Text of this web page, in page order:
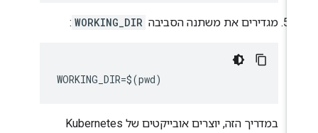
מגדירים את משתנה הסביבה WORKING_DIR
:
במדריך הזה, יוצרים אובייקטים של Kubernetes